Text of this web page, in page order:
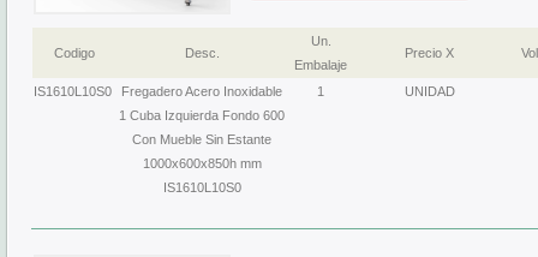
Codigo Desc.
Un.
Embalaje
Precio X
IS1610L10S0
Fregadero Acero Inoxidable
1 Cuba Izquierda Fondo 600
Con Mueble Sin Estante
1000x600x850h mm
IS1610L10S0
1 UNIDAD